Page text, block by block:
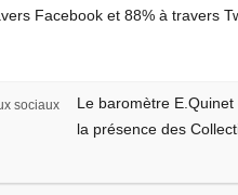
Facebook et 88% à travers
sociaux
Le baromètre
la présence des